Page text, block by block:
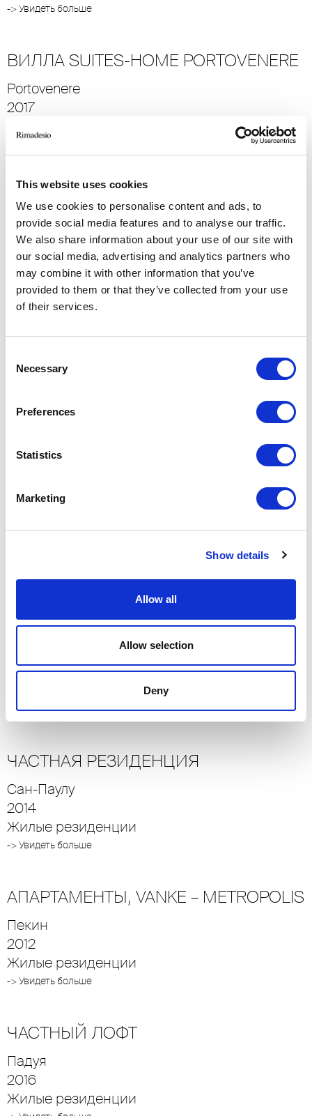
This website uses cookies
We use cookies to personalise content and ads, to
provide social media features and to analyse our traffic.
We also share information about your use of our site with
our social media, advertising and analytics partners who
may combine it with other information that you’ve
provided to them or that they’ve collected from your use
of their services.
Selection
Necessary
Preferences
Statistics
Marketing
Show details
Allow all
Allow selection
Deny
-> Увидеть больше
ВИЛЛА SUITES-HOME PORTOVENERE
Portovenere
2017
VALDEBEBAS
Мадрид
2018
Жилые резиденции
-> Увидеть больше
Тель-Авив
-> Увидеть больше
Sondrio
Жилые резиденции
ЖИЛОЙ КОМПЛЕКС “РОЙЯЛ
ПАВИЛЬОН” (ROYAL PAVILION)
2018
-> Увидеть больше
ЧАСТНАЯ РЕЗИДЕНЦИЯ
Сан-Паулу
2014
Жилые резиденции
-> Увидеть больше
АПАРТАМЕНТЫ, VANKE – METROPOLIS
Пекин
2012
Жилые резиденции
-> Увидеть больше
ЧАСТНЫЙ ЛОФТ
Падуя
2016
Жилые резиденции